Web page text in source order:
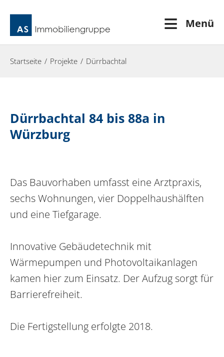
≡ Menü
Startseite Projekte Dürrbachtal
Dürrbachtal 84 bis 88a in
Würzburg
Das Bauvorhaben umfasst eine Arztpraxis,
sechs Wohnungen, vier Doppelhaushälften
und eine Tiefgarage.
Innovative Gebäudetechnik mit
Wärmepumpen und Photovoltaikanlagen
kamen hier zum Einsatz. Der Aufzug sorgt für
Barrierefreiheit.
Die Fertigstellung erfolgte 2018.